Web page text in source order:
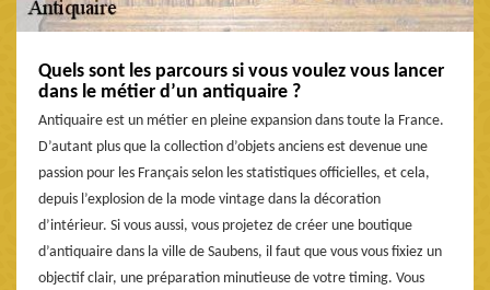
Quels sont les parcours si vous voulez vous lancer
dans le métier d’un antiquaire ?
Antiquaire est un métier en pleine expansion dans toute la France.
D’autant plus que la collection d’objets anciens est devenue une
passion pour les Français selon les statistiques officielles, et cela,
depuis l’explosion de la mode vintage dans la décoration
d’intérieur. Si vous aussi, vous projetez de créer une boutique
d’antiquaire dans la ville de Saubens, il faut que vous vous fixiez un
objectif clair, une préparation minutieuse de votre timing. Vous